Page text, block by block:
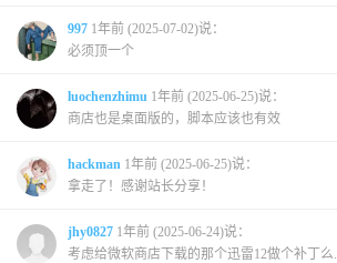
997 1年前 (2025-07-02)说：
必须顶一个
luochenzhimu 1年前 (2025-06-25)说：
商店也是桌面版的，脚本应该也有效
hackman 1年前 (2025-06-25)说：
拿走了！感谢站长分享！
jhy0827 1年前 (2025-06-24)说：
考虑给微软商店下载的那个迅雷12做个补丁么.